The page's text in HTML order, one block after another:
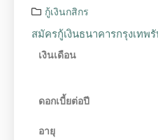
กู้เงินกสิกร
สมัครกู้เงินธนาคารกรุงเทพรั
เงินเดือน
ดอกเบี้ยต่อปี
อายุ